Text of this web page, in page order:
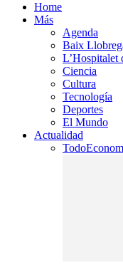
Home
Más
Agenda
Baix
L’Hospitalet
Ciencia
Cultura
Tecnología
Deportes
El Mundo
Actualidad
Todo